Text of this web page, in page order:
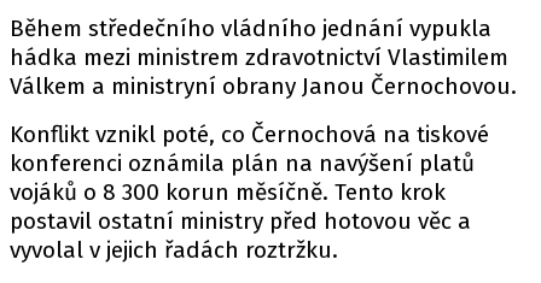
Během středečního vládního jednání vypukla
hádka mezi ministrem zdravotnictví Vlastimilem
Válkem a ministryní obrany Janou Černochovou.
Konflikt vznikl poté, co Černochová na tiskové
konferenci oznámila plán na navýšení platů
vojáků o 8 300 korun měsíčně. Tento krok
postavil ostatní ministry před hotovou věc a
vyvolal v jejich řadách roztržku.